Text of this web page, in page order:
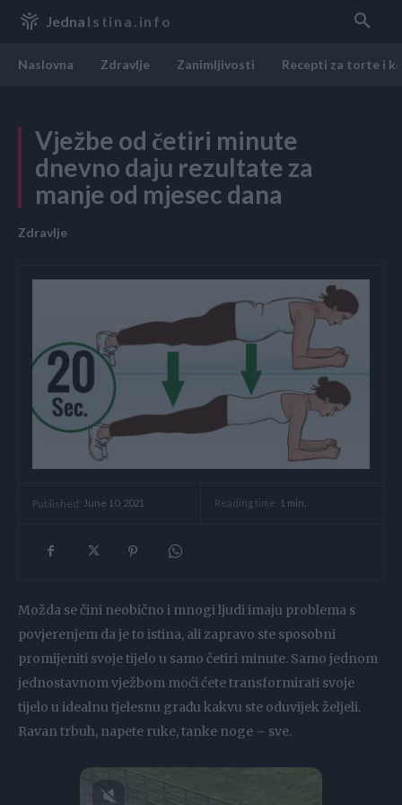
Jedna Istina.info
Naslovna Zdravlje Zanimljivosti Recepti za torte i
Vježbe od četiri minute
dnevno daju rezultate za
manje od mjesec dana
Zdravlje
Published: June 10, 2021 Reading time: 1 min.
Možda se čini neobično i mnogi ljudi imaju problema s
povjerenjem da je to istina, ali zapravo ste sposobni
promijeniti svoje tijelo u samo četiri minute. Samo jednom
jednostavnom vježbom moći ćete transformirati svoje
tijelo u idealnu tjelesnu građu kakvu ste oduvijek željeli.
Ravan trbuh, napete ruke, tanke noge – sve.